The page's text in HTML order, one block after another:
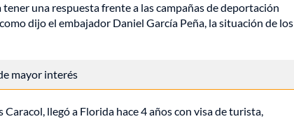
una respuesta frente a las campañas de deportación
dijo el embajador Daniel García Peña, la situación de los
mayor interés
llegó a Florida hace 4 años con visa de turista,